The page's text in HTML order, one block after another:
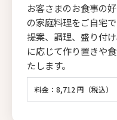
お客さまのお食事の
の家庭料理をご自宅
提案、調理、盛り付
に応じて作り置きや
たします。
料金：8,712 円（税込）